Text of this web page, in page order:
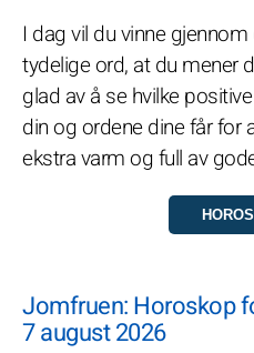
I dag vil du vinne
tydelige ord, at du mener
glad av å se hvilke
din og ordene dine får for
ekstra varm og full av
Jomfruen: Horoskop
7 august 2026